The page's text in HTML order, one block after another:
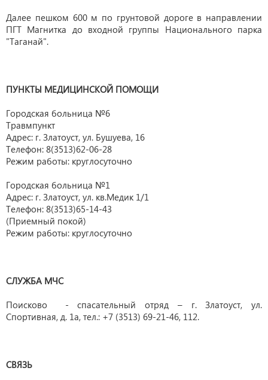
Далее пешком 600 м по грунтовой дороге в направлении
ПГТ Магнитка до входной группы Национального парка
"Таганай".
ПУНКТЫ МЕДИЦИНСКОЙ ПОМОЩИ
Городская больница №6
Травмпункт
Адрес: г. Златоуст, ул. Бушуева, 16
Телефон: 8(3513)62-06-28
Режим работы: круглосуточно
Городская больница №1
Адрес: г. Златоуст, ул. кв.Медик 1/1
Телефон: 8(3513)65-14-43
(Приемный покой)
Режим работы: круглосуточно
СЛУЖБА МЧС
Поисково - спасательный отряд – г. Златоуст, ул.
Спортивная, д. 1а, тел.: +7 (3513) 69-21-46, 112.
СВЯЗЬ